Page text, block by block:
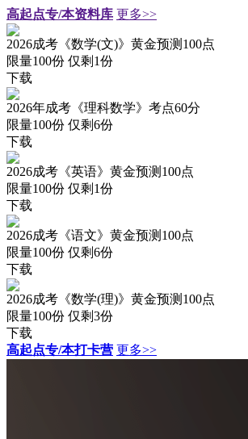
高起点专/本资料库 更多>>
2026成考《数学(文)》黄金预测100点
限量100份 仅剩 1份
下载
2026年成考《理科数学》考点60分
限量100份 仅剩6份
下载
2026成考《英语》黄金预测100点
限量100份 仅剩 1份
下载
2026成考《语文》黄金预测100点
限量100份 仅剩6份
下载
2026成考《数学(理)》黄金预测100点
限量100份 仅剩3份
下载
高起点专/本打卡营 更多>>